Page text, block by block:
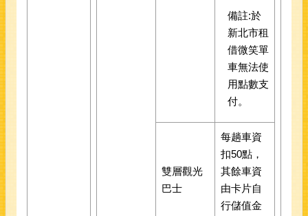
備註:於
新北市租
借微笑單
車無法使
用點數支
付。
雙層觀光
巴士
每趟車資
扣50點，
其餘車資
由卡片自
行儲值金